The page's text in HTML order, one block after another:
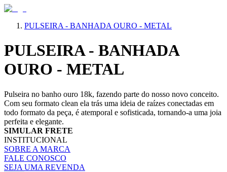
PULSEIRA - BANHADA OURO - METAL
PULSEIRA - BANHADA
OURO - METAL
Pulseira no banho ouro 18k, fazendo parte do nosso novo conceito.
Com seu formato clean ela trás uma ideia de raízes conectadas em
todo formato da peça, é atemporal e sofisticada, tornando-a uma joia
perfeita e elegante.
SIMULAR FRETE
INSTITUCIONAL
SOBRE A MARCA
FALE CONOSCO
SEJA UMA REVENDA